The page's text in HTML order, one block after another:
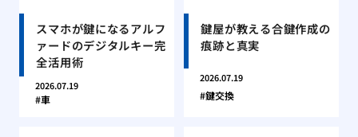
スマホが鍵になるアルフ
ァードのデジタルキー完
全活用術
2026.07.19
車
鍵屋が教える合鍵作成の
痕跡と真実
2026.07.19
鍵交換